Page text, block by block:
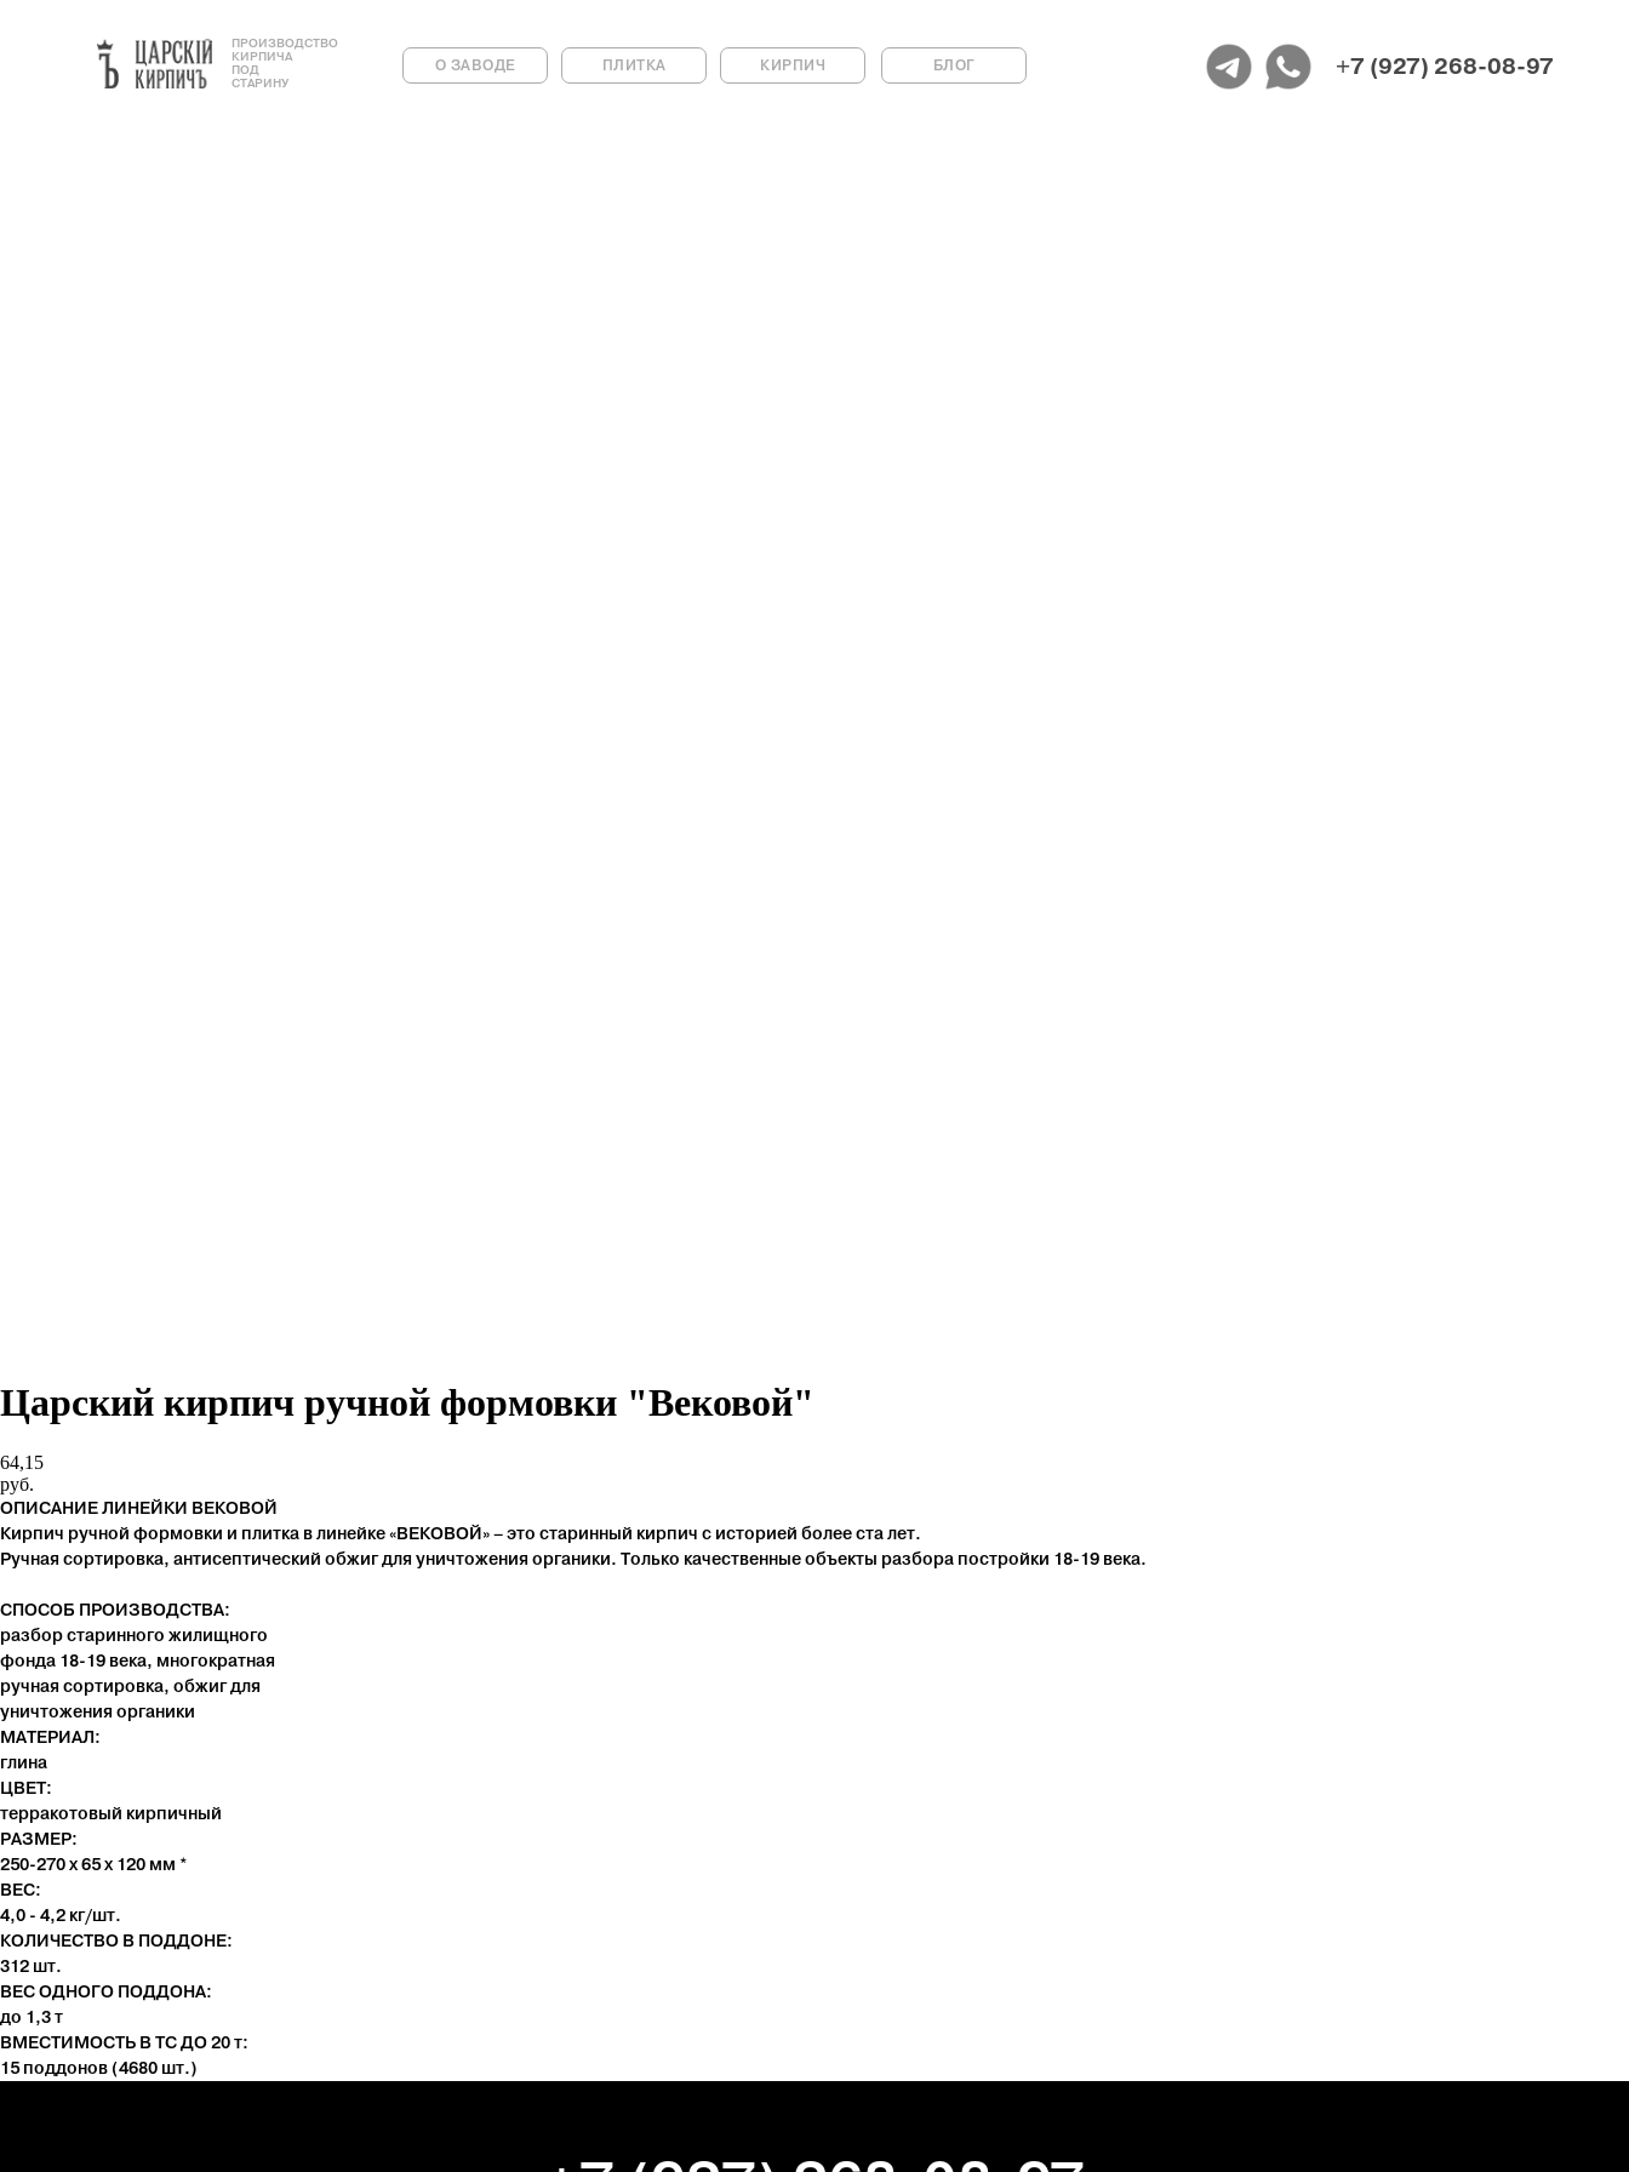
ПРОИЗВОДСТВО
КИРПИЧА
ПОД
СТАРИНУ
+7 (927) 268-08-97
КИРПИЧ БЛОГ
ПЛИТКА
О ЗАВОДЕ
Царский кирпич ручной формовки "Вековой"
64,15
руб.
ОПИСАНИЕ ЛИНЕЙКИ ВЕКОВОЙ
Кирпич ручной формовки и плитка в линейке «ВЕКОВОЙ» – это старинный кирпич с историей более ста лет.
Ручная сортировка, антисептический обжиг для уничтожения органики. Только качественные объекты разбора постройки 18-19 века.
СПОСОБ ПРОИЗВОДСТВА:
разбор старинного жилищного
фонда 18-19 века, многократная
ручная сортировка, обжиг для
уничтожения органики
МАТЕРИАЛ:
глина
ЦВЕТ:
терракотовый кирпичный
РАЗМЕР:
250-270 х 65 х 120 мм *
ВЕС:
4,0 - 4,2 кг/шт.
КОЛИЧЕСТВО В ПОДДОНЕ:
312 шт.
ВЕС ОДНОГО ПОДДОНА:
до 1,3 т
ВМЕСТИМОСТЬ В ТС ДО 20 т:
15 поддонов (4680 шт.)